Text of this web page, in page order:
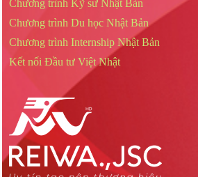
Chương trình Kỹ sư Nhật Bản
Chương trình Du học Nhật Bản
Chương trình Internship Nhật Bản
Kết nối Đầu tư Việt Nhật